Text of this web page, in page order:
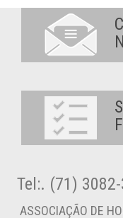
Tel:. (71)
ASSOCIAÇÃO DE